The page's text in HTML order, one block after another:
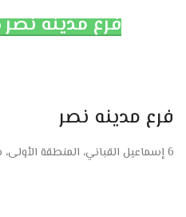
فرع مدينه نصر
فرع مدينه نصر
6 إسماعيل القباني، المنطقة الأولى، مدينة نصر